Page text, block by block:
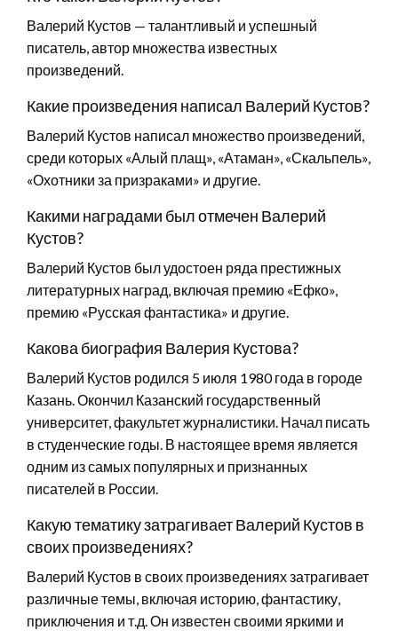
Валерий Кустов — талантливый и успешный
писатель, автор множества известных
произведений.
Какие произведения написал Валерий Кустов?
Валерий Кустов написал множество произведений,
среди которых «Алый плащ», «Атаман», «Скальпель»,
«Охотники за призраками» и другие.
Какими наградами был отмечен Валерий
Кустов?
Валерий Кустов был удостоен ряда престижных
литературных наград, включая премию «Ефко»,
премию «Русская фантастика» и другие.
Какова биография Валерия Кустова?
Валерий Кустов родился 5 июля 1980 года в городе
Казань. Окончил Казанский государственный
университет, факультет журналистики. Начал писать
в студенческие годы. В настоящее время является
одним из самых популярных и признанных
писателей в России.
Какую тематику затрагивает Валерий Кустов в
своих произведениях?
Валерий Кустов в своих произведениях затрагивает
различные темы, включая историю, фантастику,
приключения и т.д. Он известен своими яркими и